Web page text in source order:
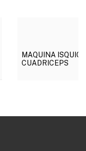
MAQUINA
CUADRICEPS